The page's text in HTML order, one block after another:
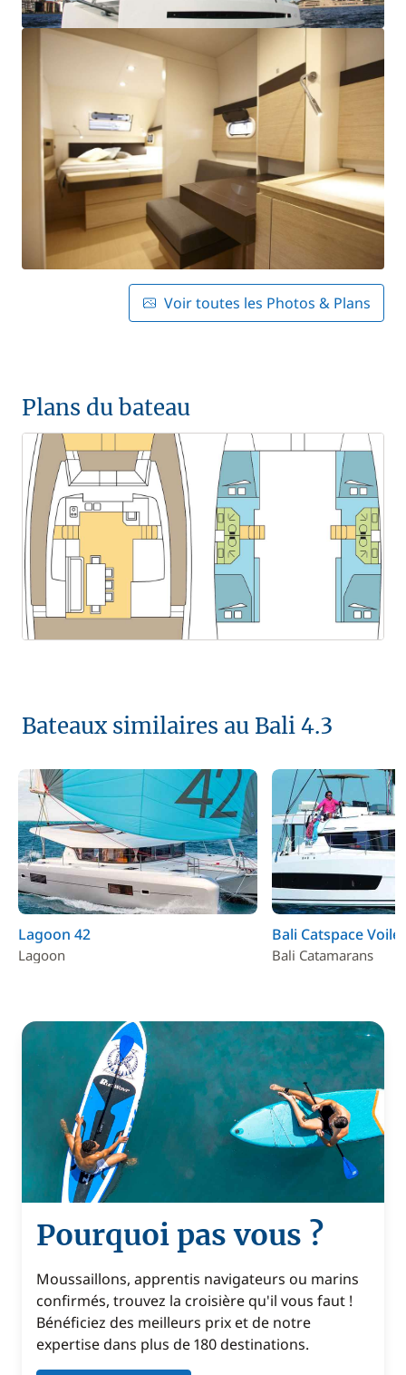
Voir toutes les Photos & Plans
Plans du bateau
Bateaux similaires au Bali 4.3
Lagoon 42
Lagoon
Bali Catspace Voile
Bali Catamarans
Pourquoi pas vous ?
Moussaillons, apprentis navigateurs ou marins
confirmés, trouvez la croisière qu'il vous faut !
Bénéficiez des meilleurs prix et de notre
expertise dans plus de 180 destinations.